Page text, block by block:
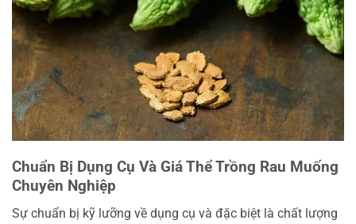
Chuẩn Bị Dụng Cụ Và Giá Thể Trồng Rau Muống
Chuyên Nghiệp
Sự chuẩn bị kỹ lưỡng về dụng cụ và đặc biệt là chất lượng